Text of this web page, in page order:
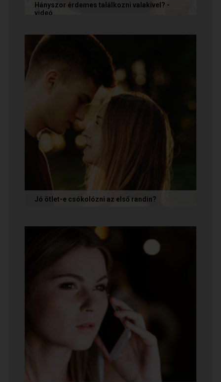
Hányszor érdemes találkozni valakivel? -
videó
tépelődünk: mit tegyünk, ha valakit
szimpatikusnak találunk elsőre, de még...
Jó ötlet-e csókolózni az első randin?
az azt jelenti, hogy nem...